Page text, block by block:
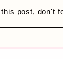
post, don't